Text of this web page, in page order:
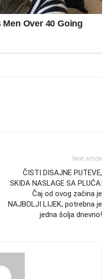
Next article
ČISTI DISAJNE PUTEVE,
SKIDA NASLAGE SA PLUĆA:
Čaj od ovog začina je
NAJBOLJI LIJEK, potrebna je
jedna šolja dnevno!